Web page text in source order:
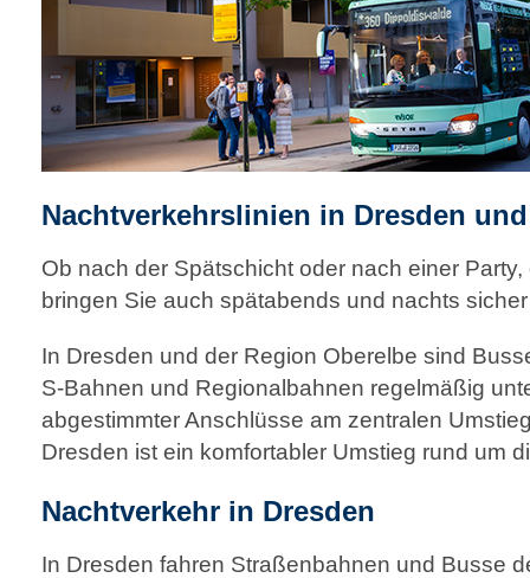
Nachtverkehrslinien in Dresden
Ob nach der Spätschicht oder nach einer
bringen Sie auch spät­abends und nachts
In Dresden und der Region Oberelbe sind
S‑Bahnen und Regionalbahnen regelmäßig
abgestimmter Anschlüsse am zentralen
Dresden ist ein komfortabler Umstieg rund um
Nachtverkehr in Dresden
In Dresden fahren Straßenbahnen und Busse